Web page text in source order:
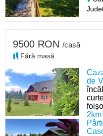
de
9500 RON /casă
Fără masă